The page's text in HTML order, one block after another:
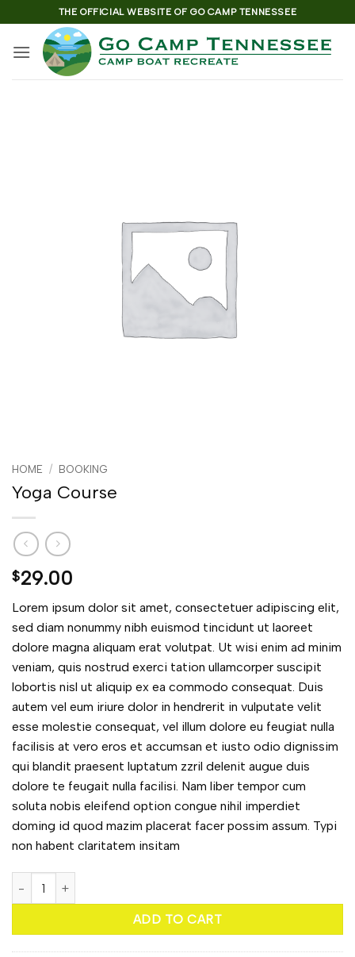
to
content
THE OFFICIAL WEBSITE OF GO CAMP TENNESSEE
HOME / BOOKING
Yoga Course
$29.00
Lorem ipsum dolor sit amet, consectetuer adipiscing elit,
sed diam nonummy nibh euismod tincidunt ut laoreet
dolore magna aliquam erat volutpat. Ut wisi enim ad minim
veniam, quis nostrud exerci tation ullamcorper suscipit
lobortis nisl ut aliquip ex ea commodo consequat. Duis
autem vel eum iriure dolor in hendrerit in vulputate velit
esse molestie consequat, vel illum dolore eu feugiat nulla
facilisis at vero eros et accumsan et iusto odio dignissim
qui blandit praesent luptatum zzril delenit augue duis
dolore te feugait nulla facilisi. Nam liber tempor cum
soluta nobis eleifend option congue nihil imperdiet
doming id quod mazim placerat facer possim assum. Typi
non habent claritatem insitam
ADD TO CART